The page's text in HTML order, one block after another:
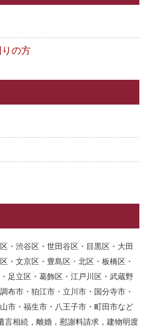
の方
・渋谷区・世田谷区・目黒区・大田
・文京区・豊島区・北区・板橋区・
足立区・葛飾区・江戸川区・武蔵野
布市・狛江市・立川市・国分寺市・
市・福生市・八王子市・町田市など
言相続，離婚，慰謝料請求，建物明渡